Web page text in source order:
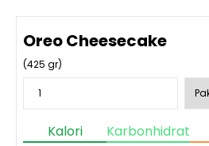
Oreo Cheesecake
(425 gr)
Kalori Karbonhidrat